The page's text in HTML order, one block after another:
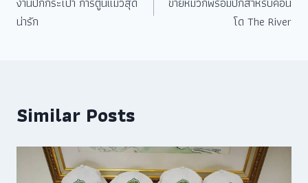
น่ารัก
โด The River
Similar Posts